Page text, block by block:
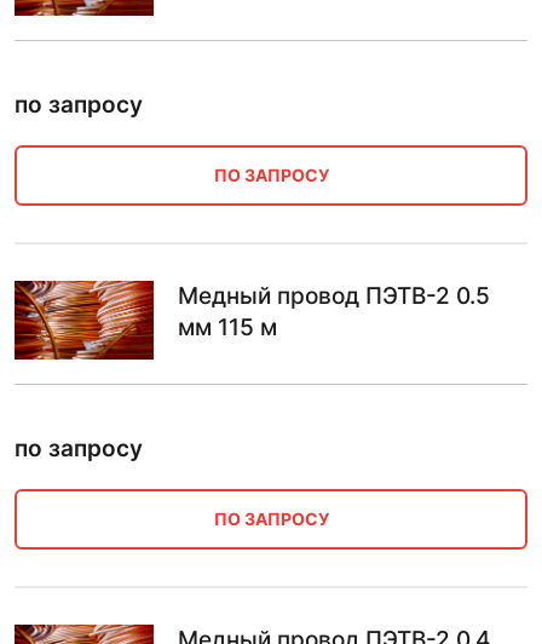
по запросу
ПО ЗАПРОСУ
Медный провод ПЭТВ-2 0.5
мм 115 м
по запросу
ПО ЗАПРОСУ